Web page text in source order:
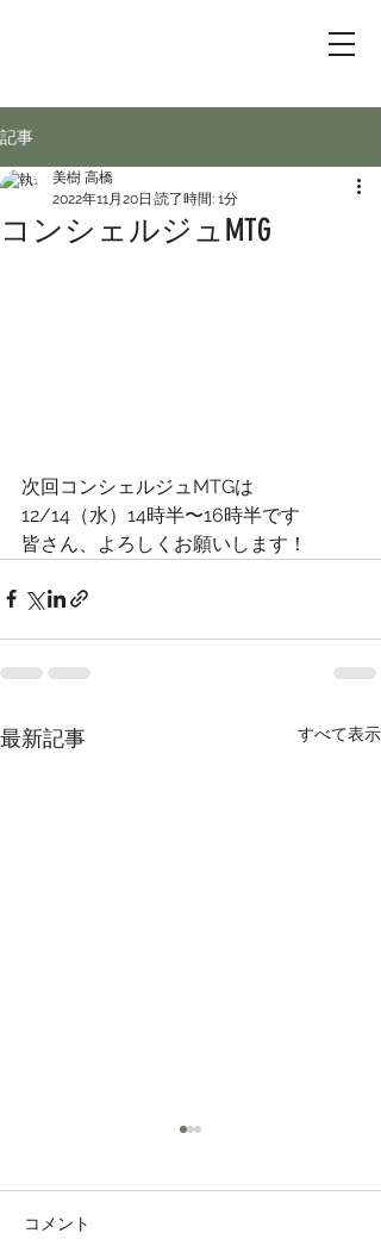
記事
コンシェルジュMTG
美樹 高橋
2022年11月20日 読了時間: 1分
次回コンシェルジュMTGは
12/14（水）14時半〜16時半です
皆さん、よろしくお願いします！
最新記事 すべて表示
コメント